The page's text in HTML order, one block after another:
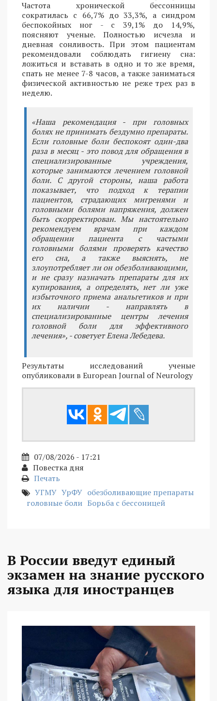
Частота хронической бессонницы
сократилась с 66,7% до 33,3%, а синдром
беспокойных ног - с 39,1% до 14,9%,
поясняют ученые. Полностью исчезла и
дневная сонливость. При этом пациентам
рекомендовали соблюдать гигиену сна:
ложиться и вставать в одно и то же время,
спать не менее 7-8 часов, а также заниматься
физической активностью не реже трех раз в
неделю.
«Наша рекомендация - при головных
болях не принимать бездумно препараты.
Если головные боли беспокоят один-два
раза в месяц - это повод для обращения в
специализированные учреждения,
которые занимаются лечением головной
боли. С другой стороны, наша работа
показывает, что подход к терапии
пациентов, страдающих мигренями и
головными болями напряжения, должен
быть скорректирован. Мы настоятельно
рекомендуем врачам при каждом
обращении пациента с частыми
головными болями проверять качество
его сна, а также выяснять, не
злоупотребляет ли он обезболивающими,
и не сразу назначать препараты для их
купирования, а определять, нет ли уже
избыточного приема анальгетиков и при
их наличии - направлять в
специализированные центры лечения
головной боли для эффективного
лечения», - советует Елена Лебедева.
Результаты исследований ученые
опубликовали в European Journal of Neurology
07/08/2026 - 17:21
Повестка дня
Печать
УГМУ УрФУ обезболивающие препараты
головные боли Борьба с бессоницей
В России введут единый
экзамен на знание русского
языка для иностранцев